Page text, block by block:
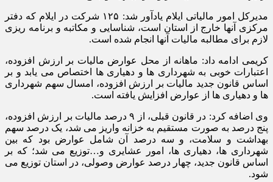
مدیرکل امور مالیاتی ایلام یادآور شد: ۱۲۵ شرکت در ایلام که دفتر
مرکزی آنها خارج از استان است، شناسایی و مکاتبه و برنامه ریزی
لازم برای مطالبه مالیات آنها انجام شده است.
کریمی ادامه داد: ماهانه از محل عوارض مالیات بر ارزش افزوده،
اعتبارات خوبی به شهرداری ها و دهیاری ها اختصاص می یابد و بر
اساس قانون جدید مالیات بر ارزش افزوده، امسال سهم شهرداری
ها و دهیاری ها از عوارض افزایش یافته است.
وی اضافه کرد: در قانون قبلی، از ۹ درصد مالیات بر ارزش افزوده،
پنج درصد به صورت مستقیم به خزانه واریز می شد، یک درصد سهم
بهداشت و سلامت، و سه درصد آن شامل عوارض بود که بین
شهرداری ها، دهیاری ها، امور عشایری و…توزیع می شد؛ که بر
اساس قانون جدید، چهار درصد عوارض وصولی، در استان توزیع می
شود.